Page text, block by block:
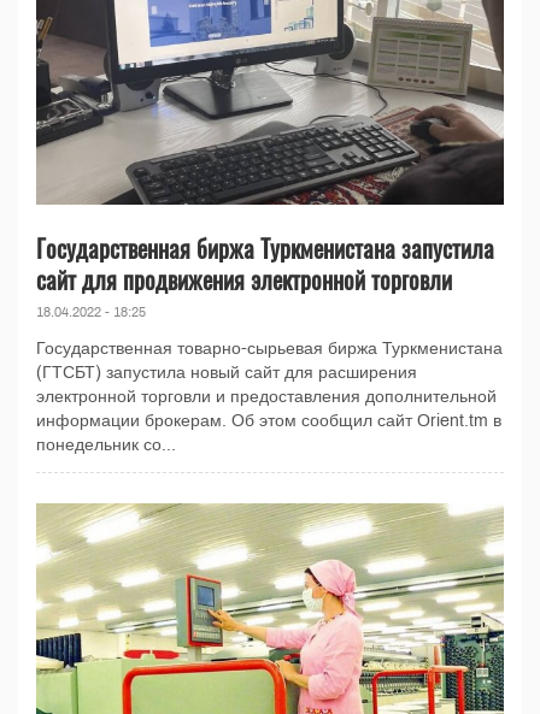
Государственная биржа Туркменистана запустила
сайт для продвижения электронной торговли
18.04.2022 - 18:25
Государственная товарно-сырьевая биржа Туркменистана
(ГТСБТ) запустила новый сайт для расширения
электронной торговли и предоставления дополнительной
информации брокерам. Об этом сообщил сайт Orient.tm в
понедельник со...